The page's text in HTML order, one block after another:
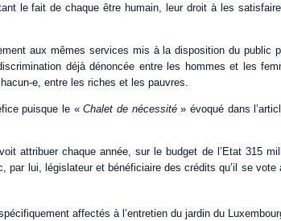
le fait de chaque être humain, leur droit à les
aux mêmes services mis à la disposition du public
déjà dénoncée entre les hommes et les
e, entre les riches et les pauvres.
puisque le «Chalet de nécessité» évoqué dans
attribuer chaque année, sur le budget de l’Etat 315
par lui, législateur et bénéficiaire des crédits qu’il se vote
affectés à l’entretien du jardin du